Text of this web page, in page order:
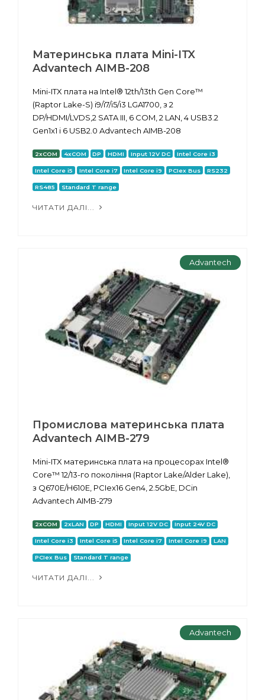
Материнська плата Mini-ITX
Advantech AIMB-208
Mini-ITX плата на Intel® 12th/13th Gen Core™
(Raptor Lake-S) i9/i7/i5/i3 LGA1700, з 2
DP/HDMI/LVDS,2 SATA III, 6 COM, 2 LAN, 4 USB3.2
Gen1x1 і 6 USB2.0 Advantech AIMB-208
2xCOM 4xCOM DP HDMI Input 12V DC Intel Core i3
Intel Core i5 Intel Core i7 Intel Core i9 PCIex Bus RS232
RS485 Standard T range
ЧИТАТИ ДАЛІ...
Advantech
Промислова материнська плата
Advantech AIMB-279
Mini-ITX материнська плата на процесорах Intel®
Core™ 12/13-го покоління (Raptor Lake/Alder Lake),
з Q670E/H610E, PCIex16 Gen4, 2.5GbE, DCin
Advantech AIMB-279
2xCOM 2xLAN DP HDMI Input 12V DC Input 24V DC
Intel Core i3 Intel Core i5 Intel Core i7 Intel Core i9 LAN
PCIex Bus Standard T range
ЧИТАТИ ДАЛІ...
Advantech